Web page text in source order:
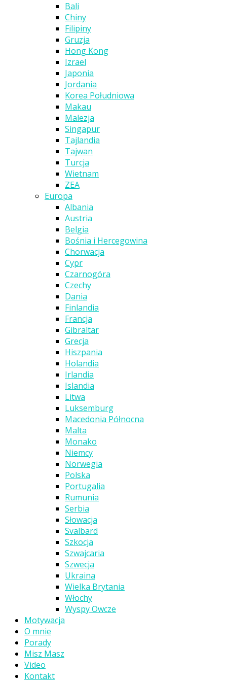
Bali
Chiny
Filipiny
Gruzja
Hong Kong
Izrael
Japonia
Jordania
Korea Południowa
Makau
Malezja
Singapur
Tajlandia
Tajwan
Turcja
Wietnam
ZEA
Europa
Albania
Austria
Belgia
Bośnia i Hercegowina
Chorwacja
Cypr
Czarnogóra
Czechy
Dania
Finlandia
Francja
Gibraltar
Grecja
Hiszpania
Holandia
Irlandia
Islandia
Litwa
Luksemburg
Macedonia Północna
Malta
Monako
Niemcy
Norwegia
Polska
Portugalia
Rumunia
Serbia
Słowacja
Svalbard
Szkocja
Szwajcaria
Szwecja
Ukraina
Wielka Brytania
Włochy
Wyspy Owcze
Motywacja
O mnie
Porady
Misz Masz
Video
Kontakt